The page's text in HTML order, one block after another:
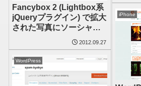
Fancybox 2 (Lightbox系
jQueryプラグイン) で拡大
された写真にソーシャル
ボタンを追加してみまし
た
2012.09.27
iPhone
WordPress